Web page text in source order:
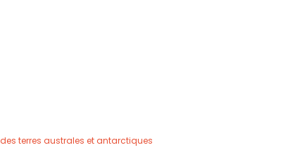
terres australes et antarctiques